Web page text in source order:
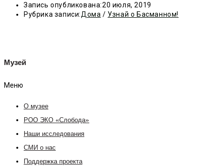
Запись опубликована:20 июля, 2019
Рубрика записи:Дома / Узнай о Басманном!
Музей
Меню
О музее
РОО ЭКО «Слобода»
Наши исследования
СМИ о нас
Поддержка проекта